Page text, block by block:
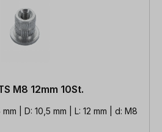
M8 12mm 10St.
| D: 10,5 mm | L: 12 mm | d: M8